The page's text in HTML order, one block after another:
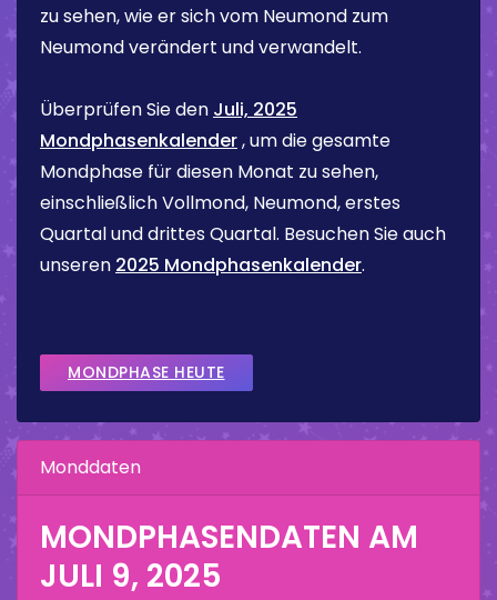
zu sehen, wie er sich vom Neumond zum
Neumond verändert und verwandelt.
Überprüfen Sie den Juli, 2025
Mondphasenkalender, um die gesamte
Mondphase für diesen Monat zu sehen,
einschließlich Vollmond, Neumond, erstes
Quartal und drittes Quartal. Besuchen Sie auch
unseren 2025 Mondphasenkalender.
MONDPHASE HEUTE
Monddaten
MONDPHASENDATEN AM
JULI 9, 2025